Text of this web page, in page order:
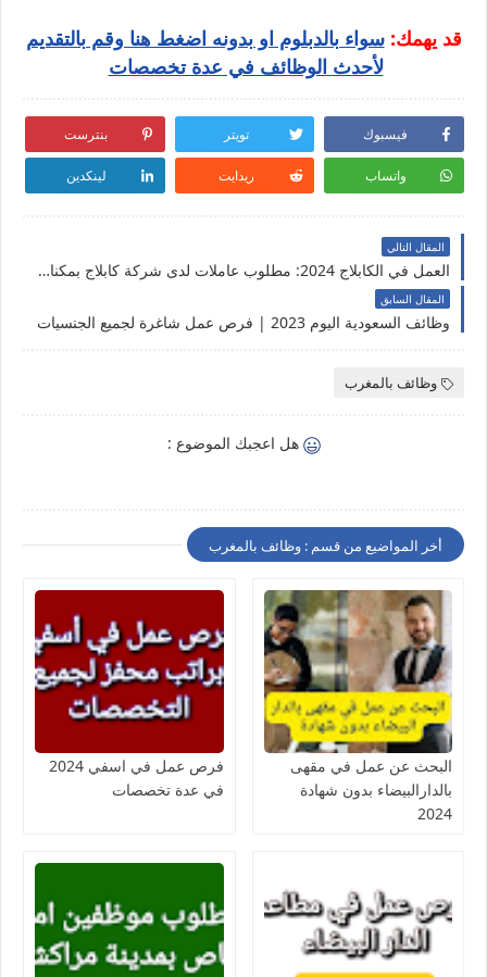
قد يهمك:سواء بالدبلوم او بدونه اضغط هنا وقم بالتقديم
لأحدث الوظائف في عدة تخصصات
فيسبوك تويتر بنترست
واتساب ريدايت لينكدين
المقال التالي
العمل في الكابلاج 2024: مطلوب عاملات لدى شركة كابلاج بمكناس
المقال السابق
وظائف السعودية اليوم 2023 | فرص عمل شاغرة لجميع الجنسيات
وظائف بالمغرب
هل اعجبك الموضوع :
أخر المواضيع من قسم : وظائف بالمغرب
البحث عن عمل في مقهى
بالدارالبيضاء بدون شهادة
2024
فرص عمل في اسفي 2024
في عدة تخصصات